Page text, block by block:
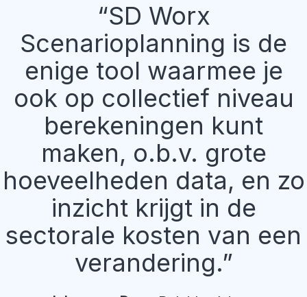
SD Worx
Scenarioplanning is de
enige tool waarmee je
ook op collectief niveau
berekeningen kunt
maken, o.b.v. grote
hoeveelheden data, en zo
inzicht krijgt in de
sectorale kosten van een
verandering.